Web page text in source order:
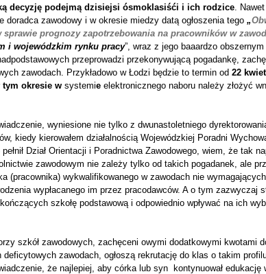
decyzję podejmą dzisiejsi ósmoklasiśći i ich rodzice. Nawet
doradca zawodowy i w okresie miedzy datą ogłoszenia tego „
prognozy zapotrzebowania na pracowników w
i wojewódzkim rynku pracy”, wraz z jego baaardzo
przeprowadzi przekonywującą pogadankę,
zawodach. Przykładowo w Łodzi będzie to termin od 22
tym okresie w systemieelektronicznego naboru należy złożyć
wyniesione nie tylko z dwunastoletniego
kiedy kierowałem działalnością Wojewódzkiej Poradni
Dział Orientacji i Poradnictwa Zawodowego, wiem, że tak
zawodowym nie zależy tylko od takich pogadanek, ale
(pracownika) wykwalifikowanego w zawodach nie
wypłacanego im przez pracodawców. A o tym zazwyczaj
szkołę podstawową i odpowiednio wpływać na ich
szkół zawodowych, zachęceni owymi dodatkowymi kwotami
deficytowych zawodach, ogłoszą rekrutację do klas o takim
że najlepiej, aby córka lub syn kontynuował edukację